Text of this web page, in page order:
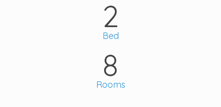
2
Bed
8
Rooms